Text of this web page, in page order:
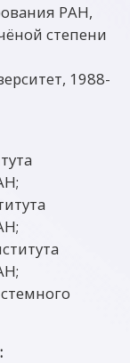
РАН,
степени
1988-